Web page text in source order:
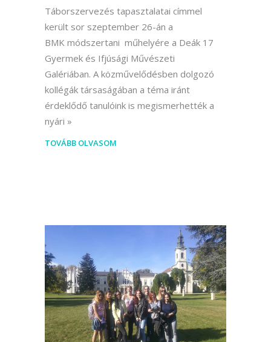
Táborszervezés tapasztalatai címmel
került sor szeptember 26-án a
BMK módszertani műhelyére a Deák 17
Gyermek és Ifjúsági Művészeti
Galériában. A közművelődésben dolgozó
kollégák társaságában a téma iránt
érdeklődő tanulóink is megismerhették a
nyári
TOVÁBB OLVASOM